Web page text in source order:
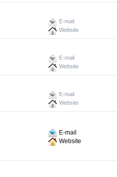
E-mail
Website
E-mail
Website
E-mail
Website
E-mail
Website